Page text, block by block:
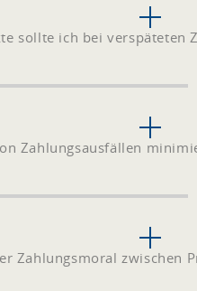
sollte ich bei verspäteten
Zahlungsausfällen
Zahlungsmoral zwischen